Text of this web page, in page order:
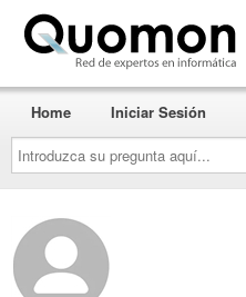
Introduzca
su
pregunta
aquí...
Home Iniciar Sesión